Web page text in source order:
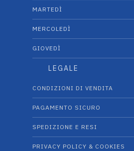
MARTEDÌ
MERCOLEDÌ
GIOVEDÌ
LEGALE
CONDIZIONI DI VENDITA
PAGAMENTO SICURO
SPEDIZIONE E RESI
PRIVACY POLICY & COOKIES